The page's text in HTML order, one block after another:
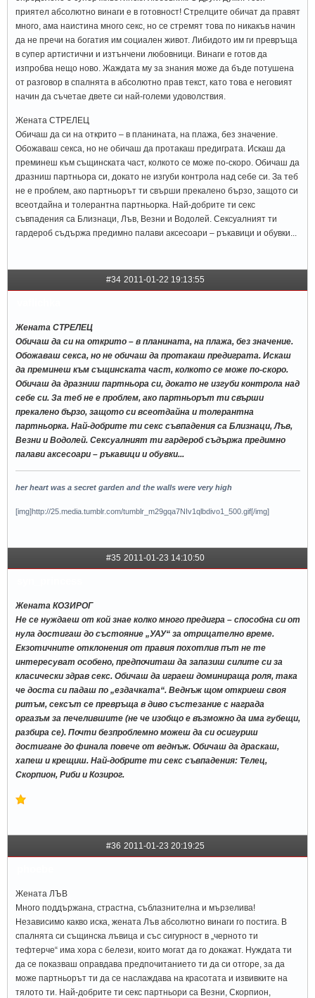
приятел абсолютно винаги е в готовност! Стрелците обичат да правят
много, ама наистина много секс, но се стремят това по никакъв начин
да не пречи на богатия им социален живот. Либидото им ги превръща
в супер артистични и изтънчени любовници. Винаги е готов да
изпробва нещо ново. Жаждата му за знания може да бъде потушена
от разговор в спалнята в абсолютно прав текст, като това е неговият
начин да съчетае двете си най-големи удоволствия.
Жената СТРЕЛЕЦ
Обичаш да си на открито – в планината, на плажа, без значение.
Обожаваш секса, но не обичаш да протакаш предиграта. Искаш да
преминеш към същинската част, колкото се може по-скоро. Обичаш да
дразниш партньора си, докато не изгуби контрола над себе си. За теб
не е проблем, ако партньорът ти свърши прекалено бързо, защото си
всеотдайна и толерантна партньорка. Най-добрите ти секс
съвпадения са Близнаци, Лъв, Везни и Водолей. Сексуалният ти
гардероб съдържа предимно палави аксесоари – ръкавици и обувки...
#34 2011-01-22 19:13:55
Жената СТРЕЛЕЦ
Обичаш да си на открито – в планината, на плажа, без значение.
Обожаваш секса, но не обичаш да протакаш предиграта. Искаш
да преминеш към същинската част, колкото се може по-скоро.
Обичаш да дразниш партньора си, докато не изгуби контрола над
себе си. За теб не е проблем, ако партньорът ти свърши
прекалено бързо, защото си всеотдайна и толерантна
партньорка. Най-добрите ти секс съвпадения са Близнаци, Лъв,
Везни и Водолей. Сексуалният ти гардероб съдържа предимно
палави аксесоари – ръкавици и обувки...
her heart was a secret garden and the walls were very high
[img]http://25.media.tumblr.com/tumblr_m29gqa7NIv1qlbdivo1_500.gif[/img]
#35 2011-01-23 14:10:50
Жената КОЗИРОГ
Не се нуждаеш от кой знае колко много предигра – способна си от
нула достигаш до състояние „УАУ“ за отрицателно време.
Екзотичните отклонения от правия похотлив път не те
интересуват особено, предпочиташ да запазиш силите си за
класически здрав секс. Обичаш да играеш доминираща роля, така
че доста си падаш по „ездачката“. Веднъж щом откриеш своя
ритъм, сексът се превръща в диво състезание с награда
оргазъм за печелившите (не че изобщо е възможно да има губещи,
разбира се). Почти безпроблемно можеш да си осигуриш
достигане до финала повече от веднъж. Обичаш да драскаш,
хапеш и крещиш. Най-добрите ти секс съвпадения: Телец,
Скорпион, Риби и Козирог.
#36 2011-01-23 20:19:25
Жената ЛЪВ
Много поддържана, страстна, съблазнителна и мързелива!
Независимо какво иска, жената Лъв абсолютно винаги го постига. В
спалнята си същинска лъвица и със сигурност в „черното ти
тефтерче“ има хора с белези, които могат да го докажат. Нуждата ти
да се показваш оправдава предпочитанието ти да си отгоре, за да
може партньорът ти да се наслаждава на красотата и извивките на
тялото ти. Най-добрите ти секс партньори са Везни, Скорпион,